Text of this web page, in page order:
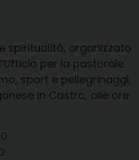
spiritualità, organizzato
per la pastorale
sport e pellegrinaggi,
in Castro, alle ore